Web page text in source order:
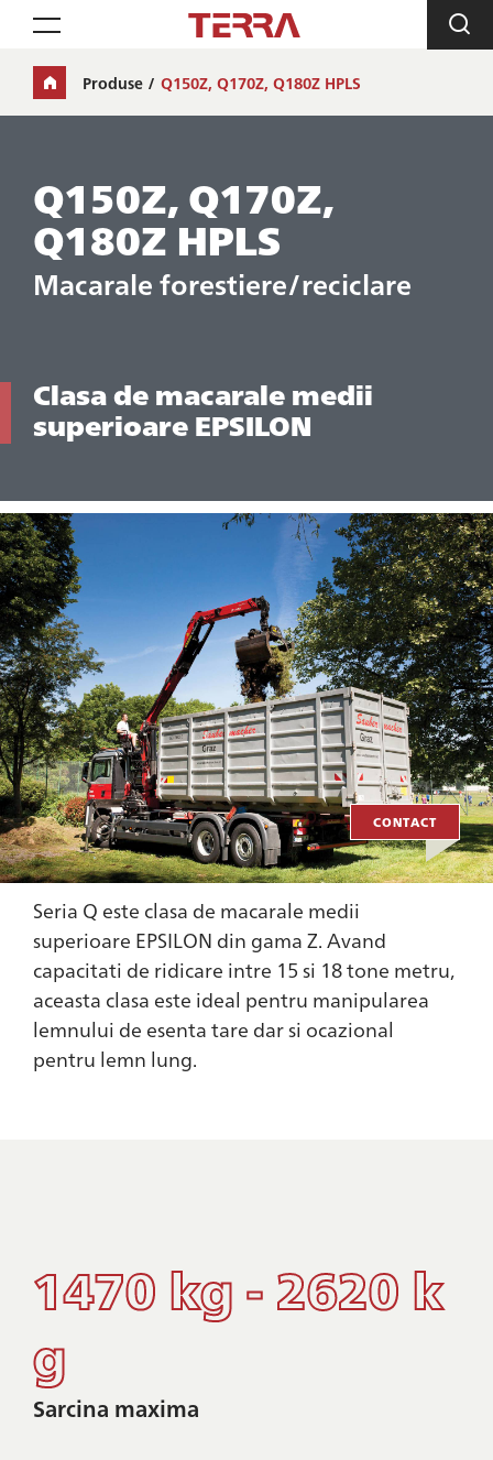
Toggle navigation
Produse Q150Z, Q170Z, Q180Z HPLS
Q150Z, Q170Z,
Q180Z HPLS
Macarale forestiere/reciclare
Clasa de macarale medii
superioare EPSILON
CONTACT
Seria Q este clasa de macarale medii
superioare EPSILON din gama Z. Avand
capacitati de ridicare intre 15 si 18 tone metru,
aceasta clasa este ideal pentru manipularea
lemnului de esenta tare dar si ocazional
pentru lemn lung.
1470 kg - 2620 k
g
Sarcina maxima